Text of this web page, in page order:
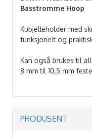
Basstromme Hoop
Kubjelleholder med
funksjonelt og
Kan også brukes til
8 mm til 10,5 mm feste
PRODUSENT